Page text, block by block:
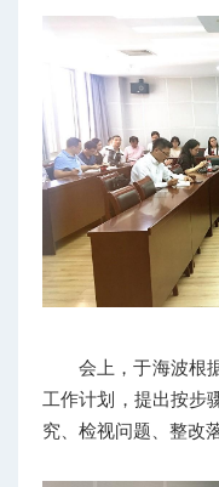
会上，于海波根
工作计划，提出按步
究、检视问题、整改